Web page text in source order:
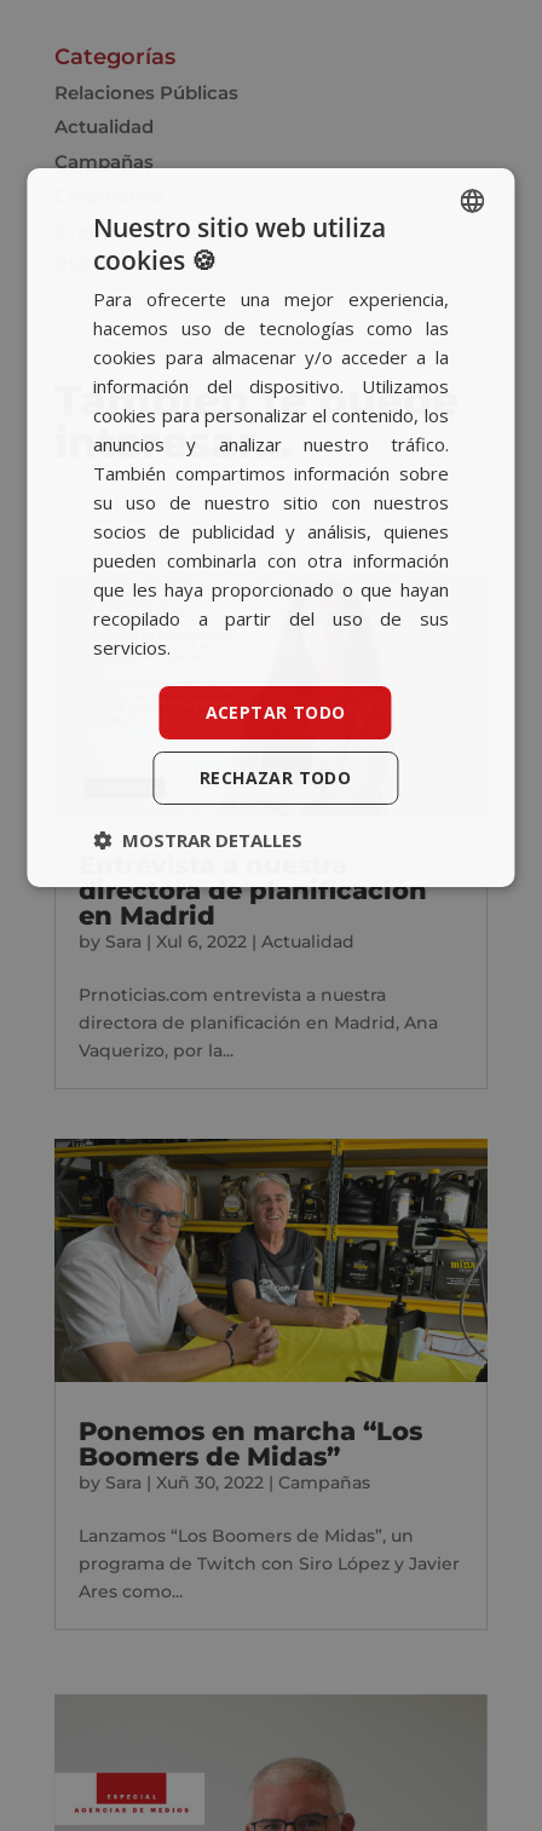
Categorías
Relaciones Públicas
Actualidad
Campañas
Eventos
También te puede
interesar…
directora de planificación
en Madrid
by Sara | Xul 6, 2022 | Actualidad
Prnoticias.com entrevista a nuestra
directora de planificación en Madrid, Ana
Vaquerizo, por la...
Ponemos en marcha “Los
Boomers de Midas”
by Sara | Xuñ 30, 2022| Campañas
Lanzamos “Los Boomers de Midas”, un
programa de Twitch con Siro López y Javier
Ares como...
BASQUE
ENGLISH
Nuestro sitio web utiliza
cookies 🍪
Para ofrecerte una mejor experiencia,
hacemos uso de tecnologías como las
cookies para almacenar y/o acceder a la
información del dispositivo. Utilizamos
cookies para personalizar el contenido, los
anuncios y analizar nuestro tráfico.
También compartimos información sobre
su uso de nuestro sitio con nuestros
socios de publicidad y análisis, quienes
pueden combinarla con otra información
que les haya proporcionado o que hayan
recopilado a partir del uso de sus
servicios.
ACEPTAR TODO
RECHAZAR TODO
MOSTRAR DETALLES